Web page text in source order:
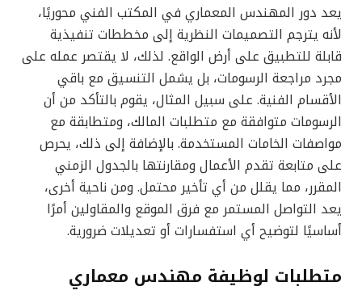
يعد دور المهندس المعماري في المكتب الفني محوريًا،
لأنه يترجم التصميمات النظرية إلى مخططات تنفيذية
قابلة للتطبيق على أرض الواقع. لذلك، لا يقتصر عمله على
مجرد مراجعة الرسومات، بل يشمل التنسيق مع باقي
الأقسام الفنية. على سبيل المثال، يقوم بالتأكد من أن
الرسومات متوافقة مع متطلبات المالك، ومتطابقة مع
مواصفات الخامات المستخدمة. بالإضافة إلى ذلك، يحرص
على متابعة تقدم الأعمال ومقارنتها بالجدول الزمني
المقرر، مما يقلل من أي تأخير محتمل. ومن ناحية أخرى،
يعد التواصل المستمر مع فرق الموقع والمقاولين أمرًا
أساسيًا لتوضيح أي استفسارات أو تعديلات ضرورية.
متطلبات لوظيفة مهندس معماري